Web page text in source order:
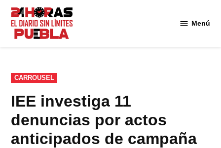
Saltar
contenido
Menú
PUBLICADO
EN
CARROUSEL
IEE investiga 11
denuncias por actos
anticipados de campaña